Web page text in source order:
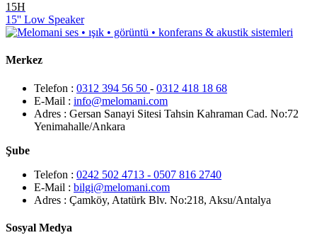
15H
15'' Low Speaker
Merkez
Telefon : 0312 394 56 50 - 0312 418 18 68
E-Mail : info@melomani.com
Adres : Gersan Sanayi Sitesi Tahsin Kahraman Cad. No:72
Yenimahalle/Ankara
Şube
Telefon : 0242 502 4713 - 0507 816 2740
E-Mail : bilgi@melomani.com
Adres : Çamköy, Atatürk Blv. No:218, Aksu/Antalya
Sosyal Medya